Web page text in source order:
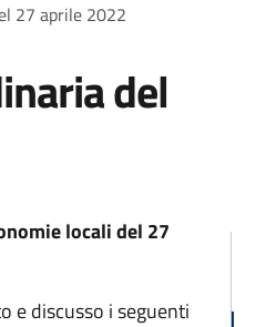
27 aprile 2022
del
localidel 27
e discusso i seguenti